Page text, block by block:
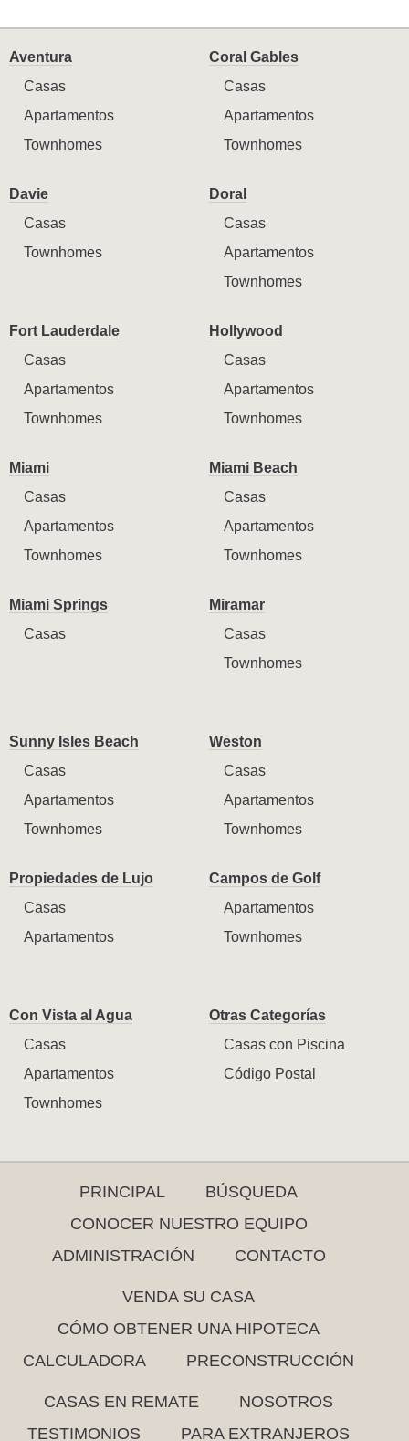
Aventura
Casas
Apartamentos
Townhomes
Coral Gables
Casas
Apartamentos
Townhomes
Davie
Casas
Townhomes
Doral
Casas
Apartamentos
Townhomes
Fort Lauderdale
Casas
Apartamentos
Townhomes
Hollywood
Casas
Apartamentos
Townhomes
Miami
Casas
Apartamentos
Townhomes
Miami Beach
Casas
Apartamentos
Townhomes
Miami Springs
Casas
Miramar
Casas
Townhomes
Sunny Isles Beach
Casas
Apartamentos
Townhomes
Weston
Casas
Apartamentos
Townhomes
Propiedades de Lujo
Casas
Apartamentos
Campos de Golf
Apartamentos
Townhomes
Con Vista al Agua
Casas
Apartamentos
Townhomes
Otras Categorías
Casas con Piscina
Código Postal
PRINCIPAL
BÚSQUEDA
CONOCER NUESTRO EQUIPO
ADMINISTRACIÓN
CONTACTO
VENDA SU CASA
CÓMO OBTENER UNA HIPOTECA
CALCULADORA
PRECONSTRUCCIÓN
CASAS EN REMATE
NOSOTROS
TESTIMONIOS
PARA EXTRANJEROS